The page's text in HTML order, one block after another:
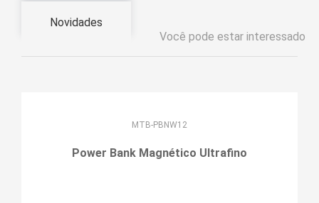
Novidades
Você pode estar interessado
MTB-PBNW12
Power Bank Magnético Ultrafino